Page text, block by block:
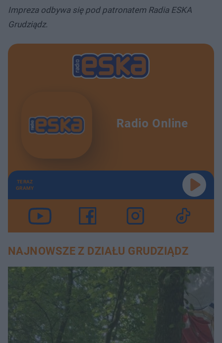
Impreza odbywa się pod patronatem Radia ESKA
Grudziądz.
Radio Online
TERAZ
GRAMY
NAJNOWSZE Z DZIAŁU GRUDZIĄDZ